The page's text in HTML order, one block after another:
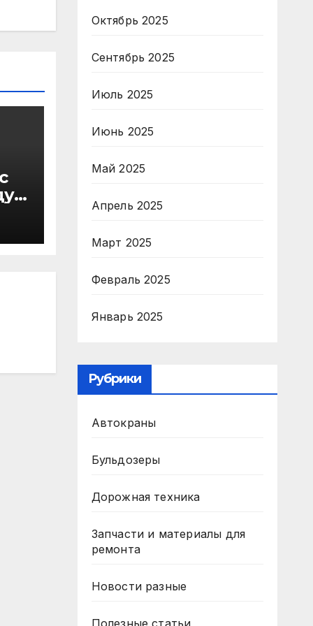
Октябрь 2025
Сентябрь 2025
Июль 2025
Июнь 2025
Май 2025
Апрель 2025
Март 2025
Февраль 2025
Январь 2025
Рубрики
Автокраны
Бульдозеры
Дорожная техника
Запчасти и материалы для
ремонта
Новости разные
Полезные статьи